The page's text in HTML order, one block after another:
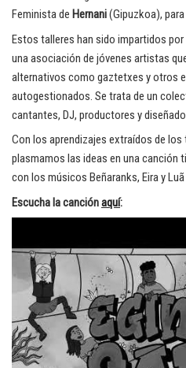
Feminista de Hernani(Gipuzkoa),
Estos talleres han sido impartidos por
una asociación de jóvenes artistas
alternativos como gaztetxes y otros
autogestionados. Se trata de un
cantantes, DJ, productores y
Con los aprendizajes extraídos de
plasmamos las ideas en una canción
con los músicos Beñaranks, Eira y
Escucha la canciónaquí: